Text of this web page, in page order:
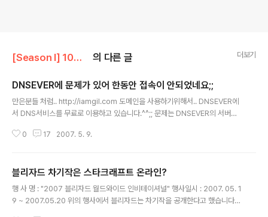
[Season I] 10원짜리 이야기 의 다른 글 더보기
DNSEVER에 문제가 있어 한동안 접속이 안되었네요;;
만은분들 처럼.. http://iamgil.com 도메인을 사용하기위해서.. DNSEVER에
서 DNS서비스를 무료로 이용하고 있습니다.^^;; 문제는 DNSEVER의 서버가
은 접속이 원할하지 못했습니다.ㅠ_ㅜ 빨리 서버를 구해서...이사가던지 해야겠
0 17 2007. 5. 9.
블리자드 차기작은 스타크래프트 온라인?
행 사 명 : "2007 블리자드 월드와이드 인비테이셔널" 행사일시 : 2007. 05. 1
9 ~ 2007.05.20 위의 행사에서 블리자드는 차기작을 공개한다고 했습니다.